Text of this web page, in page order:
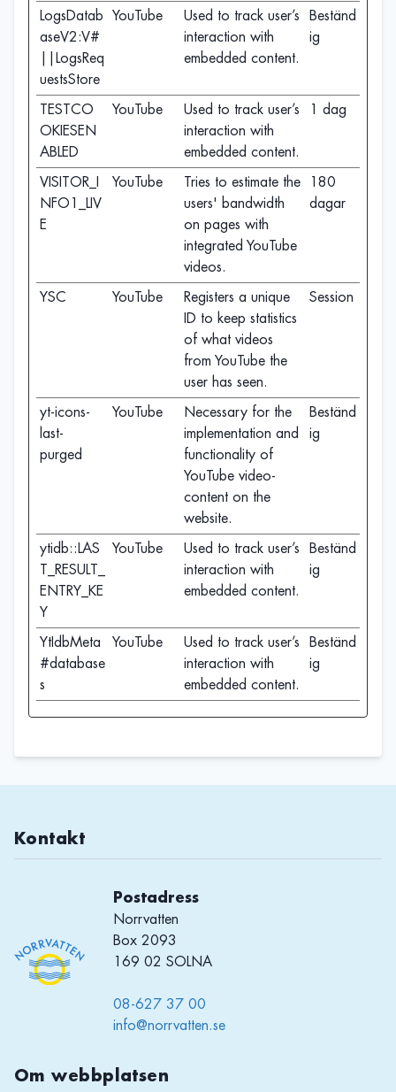
LogsDatab
aseV2:V#
||LogsReq
uestsStore
YouTube
Used to track user’s
interaction with
embedded content.
Beständ
ig
TESTCO
OKIESEN
ABLED
YouTube
Used to track user’s
interaction with
embedded content.
1 dag
VISITOR_I
NFO1_LIV
E
YouTube
Tries to estimate the
users' bandwidth
on pages with
integrated YouTube
videos.
180
dagar
YSC YouTube
Registers a unique
ID to keep statistics
of what videos
from YouTube the
user has seen.
Session
yt-icons-
last-
purged
YouTube
Necessary for the
implementation and
functionality of
YouTube video-
content on the
website.
Beständ
ig
ytidb::LAS
T_RESULT_
ENTRY_KE
Y
YouTube
Used to track user’s
interaction with
embedded content.
Beständ
ig
YtIdbMeta
#database
s
YouTube
Used to track user’s
interaction with
embedded content.
Beständ
ig
Kontakt
Postadress
Norrvatten
Box 2093
169 02 SOLNA
08-627 37 00
info@norrvatten.se
Om webbplatsen